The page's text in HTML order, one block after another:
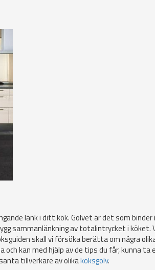
länk i ditt kök. Golvet är det som binder
sammanlänkning av totalintrycket i köket.
skall vi försöka berätta om några
och kan med hjälp av de tips du får, kunna
tillverkare av olikaköksgolv.